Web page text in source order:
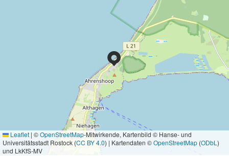
Leaflet | ©OpenStreetMap-Mitwirkende, Kartenbild © Hanse- und
Universitätsstadt Rostock (CC BY 4.0) | Kartendaten ©OpenStreetMap (ODbL )
und LkKfS-MV